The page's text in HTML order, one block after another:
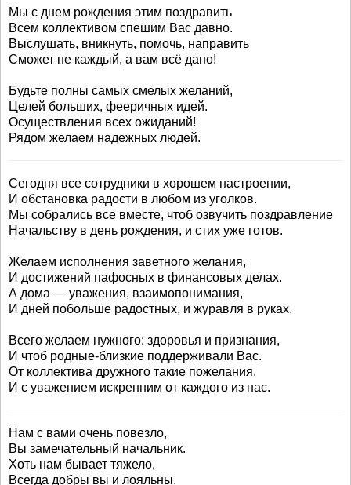
Мы с днем рождения этим поздравить
Всем коллективом спешим Вас давно.
Выслушать, вникнуть, помочь, направить
Сможет не каждый, а вам всё дано!
Будьте полны самых смелых желаний,
Целей больших, фееричных идей.
Осуществления всех ожиданий!
Рядом желаем надежных людей.
Сегодня все сотрудники в хорошем настроении,
И обстановка радости в любом из уголков.
Мы собрались все вместе, чтоб озвучить поздравление
Начальству в день рождения, и стих уже готов.
Желаем исполнения заветного желания,
И достижений пафосных в финансовых делах.
А дома — уважения, взаимопонимания,
И дней побольше радостных, и журавля в руках.
Всего желаем нужного: здоровья и признания,
И чтоб родные-близкие поддерживали Вас.
От коллектива дружного такие пожелания.
И с уважением искренним от каждого из нас.
Нам с вами очень повезло,
Вы замечательный начальник.
Хоть нам бывает тяжело,
Всегда добры вы и лояльны.